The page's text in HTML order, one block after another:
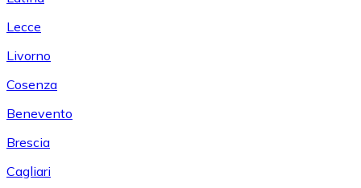
Lecce
Livorno
Cosenza
Benevento
Brescia
Cagliari